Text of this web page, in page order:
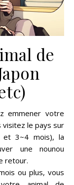
de
visitez le pays sur
et 3~4 mois), la
une nounou
retour.
ou plus, vous